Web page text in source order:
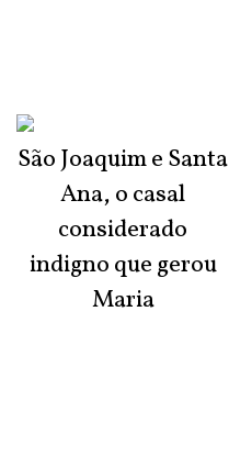
São Joaquim e Santa
Ana, o casal
considerado
indigno que gerou
Maria